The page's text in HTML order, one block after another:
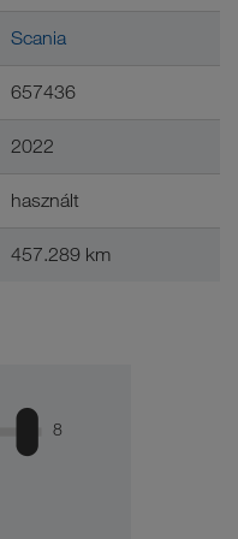
Scania
657436
2022
használt
457.289 km
8